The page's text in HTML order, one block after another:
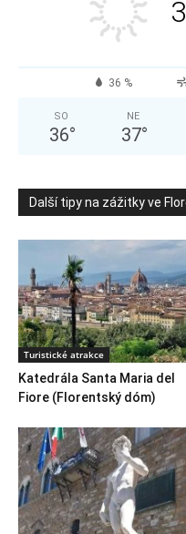
36 %
SO
36°
NE
37°
Další tipy na zážitky ve
Turistické atrakce
Katedrála Santa Maria del
Fiore (Florentský dóm)